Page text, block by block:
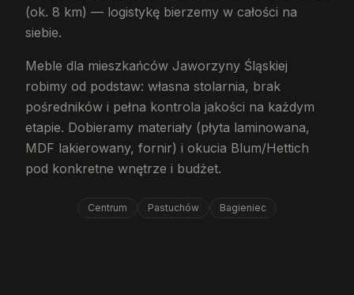
(ok. 8 km) — logistykę bierzemy w całości na
siebie.
Meble dla mieszkańców Jaworzyny Śląskiej
robimy od podstaw: własna stolarnia, brak
pośredników i pełna kontrola jakości na każdym
etapie. Dobieramy materiały (płyta laminowana,
MDF lakierowany, fornir) i okucia Blum/Hettich
pod konkretne wnętrze i budżet.
Centrum Pastuchów Bagieniec